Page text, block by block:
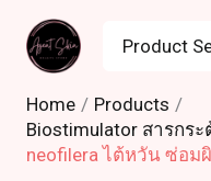
content
for:
Home
Products
Biostimulator สารกร
neofilera ไต้หวัน ซ่อม